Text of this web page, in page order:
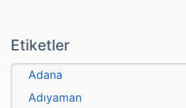
Etiketler
Adana
Adıyaman